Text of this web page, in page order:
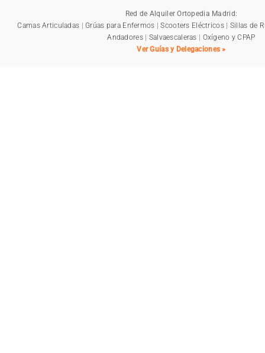
Red de Alquiler Ortopedia Madrid:
Camas Articuladas |Grúas para Enfermos |Scooters Eléctricos| Sillas de
Andadores| Salvaescaleras | Oxígeno y CPAP
Ver Guías y Delegaciones »